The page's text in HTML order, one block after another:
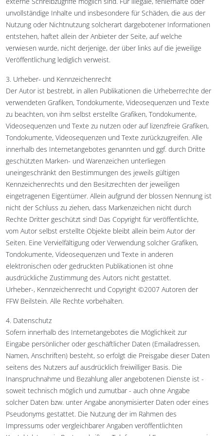
unvollständige Inhalte und insbesondere für Schäden, die aus der
Nutzung oder Nichtnutzung solcherart dargebotener Informationen
entstehen, haftet allein der Anbieter der Seite, auf welche
verwiesen wurde, nicht derjenige, der über links auf die jeweilige
Veröffentlichung lediglich verweist.
3. Urheber- und Kennzeichenrecht
Der Autor ist bestrebt, in allen Publikationen die Urheberrechte der
verwendeten Grafiken, Tondokumente, Videosequenzen und Texte
zu beachten, von ihm selbst erstellte Grafiken, Tondokumente,
Videosequenzen und Texte zu nutzen oder auf lizenzfreie Grafiken,
Tondokumente, Videosequenzen und Texte zurückzugreifen. Alle
innerhalb des Internetangebotes genannten und ggf. durch Dritte
geschützten Marken- und Warenzeichen unterliegen
uneingeschränkt den Bestimmungen des jeweils gültigen
Kennzeichenrechts und den Besitzrechten der jeweiligen
eingetragenen Eigentümer. Allein aufgrund der blossen Nennung ist
nicht der Schluss zu ziehen, dass Markenzeichen nicht durch
Rechte Dritter geschützt sind! Das Copyright für veröffentlichte,
vom Autor selbst erstellte Objekte bleibt allein beim Autor der
Seiten. Eine Vervielfältigung oder Verwendung solcher Grafiken,
Tondokumente, Videosequenzen und Texte in anderen
elektronischen oder gedruckten Publikationen ist ohne
ausdrückliche Zustimmung des Autors nicht gestattet.
Urheber-, Kennzeichenrecht und Copyright ©2007 Autoren der
FFW Beilstein. Alle Rechte vorbehalten.
4. Datenschutz
Sofern innerhalb des Internetangebotes die Möglichkeit zur
Eingabe persönlicher oder geschäftlicher Daten (Emailadressen,
Namen, Anschriften) besteht, so erfolgt die Preisgabe dieser Daten
seitens des Nutzers auf ausdrücklich freiwilliger Basis. Die
Inanspruchnahme und Bezahlung aller angebotenen Dienste ist -
soweit technisch möglich und zumutbar - auch ohne Angabe
solcher Daten bzw. unter Angabe anonymisierter Daten oder eines
Pseudonyms gestattet. Die Nutzung der im Rahmen des
Impressums oder vergleichbarer Angaben veröffentlichten